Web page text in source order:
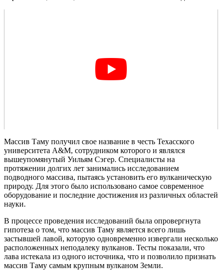
Массив Таму получил свое название в честь Техасского
университета A&M, сотрудником которого и являлся
вышеупомянутый Уильям Сэгер. Специалисты на
протяжении долгих лет занимались исследованием
подводного массива, пытаясь установить его вулканическую
природу. Для этого было использовано самое современное
оборудование и последние достижения из различных областей
науки.
В процессе проведения исследований была опровергнута
гипотеза о том, что массив Таму является всего лишь
застывшей лавой, которую одновременно извергали несколько
расположенных неподалеку вулканов. Тесты показали, что
лава истекала из одного источника, что и позволило признать
массив Таму самым крупным вулканом Земли.